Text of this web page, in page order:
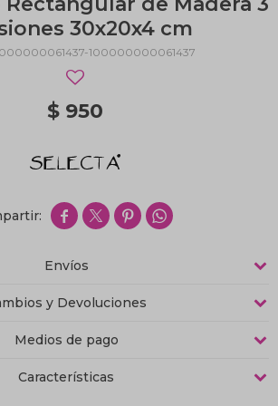
30x20x4 cm
100000000061437
$ 950
   
Envíos
y Devoluciones
Medios de pago
Características